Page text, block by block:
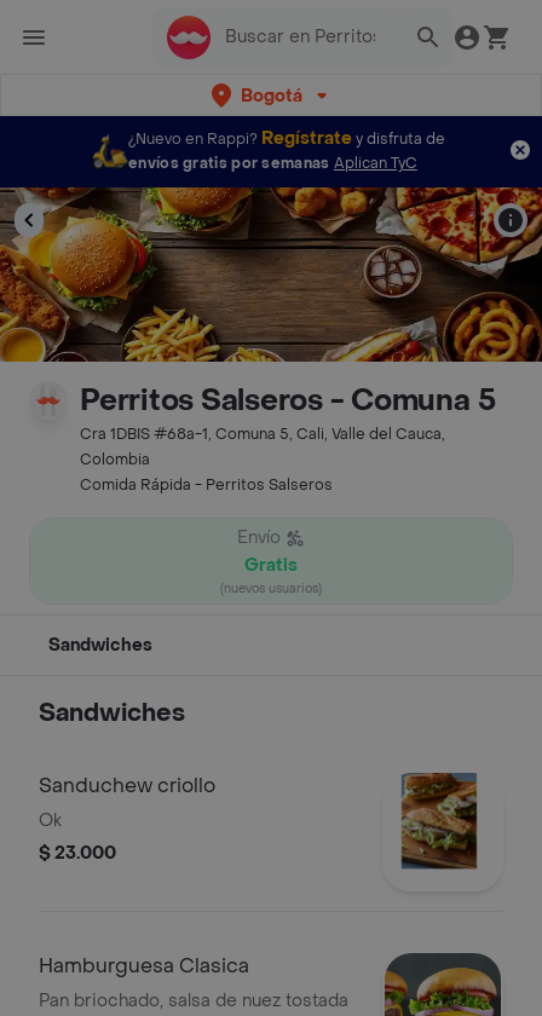
Bogotá
¿Nuevo en Rappi? Regístratey disfruta de
envíos gratis por semanas Aplican TyC
Perritos Salseros - Comuna 5
Cra 1DBIS #68a-1, Comuna 5, Cali, Valle del Cauca,
Colombia
Comida Rápida - Perritos Salseros
Envío
Gratis
(nuevos usuarios)
Sandwiches
Sandwiches
Sanduchew criollo
Ok
$ 23.000
Hamburguesa Clasica
Pan briochado, salsa de nuez tostada